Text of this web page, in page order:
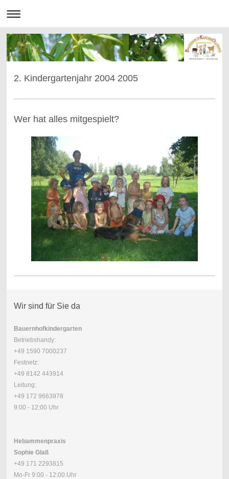
2. Kindergartenjahr 2004 2005
Wer hat alles mitgespielt?
Wir sind für Sie da
Bauernhofkindergarten
Betriebshandy:
+49 1590 7000237
Festnetz:
+49 8142 443914
Leitung:
+49 172 9663978
9:00 - 12:00 Uhr
Hebammenpraxis
Sophie Glaß
+49 171 2293815
Mo-Fr 9:00 - 12:00 Uhr